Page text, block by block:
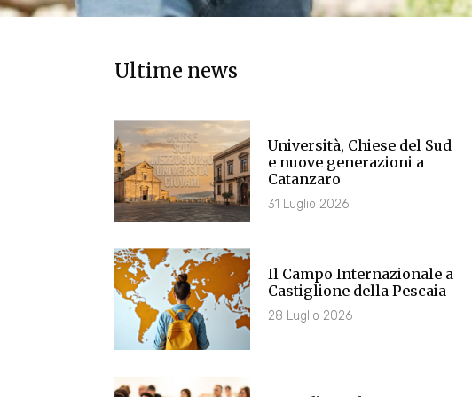
Ultime news
Università, Chiese del Sud
e nuove generazioni a
Catanzaro
31 Luglio 2026
Il Campo Internazionale a
Castiglione della Pescaia
28 Luglio 2026